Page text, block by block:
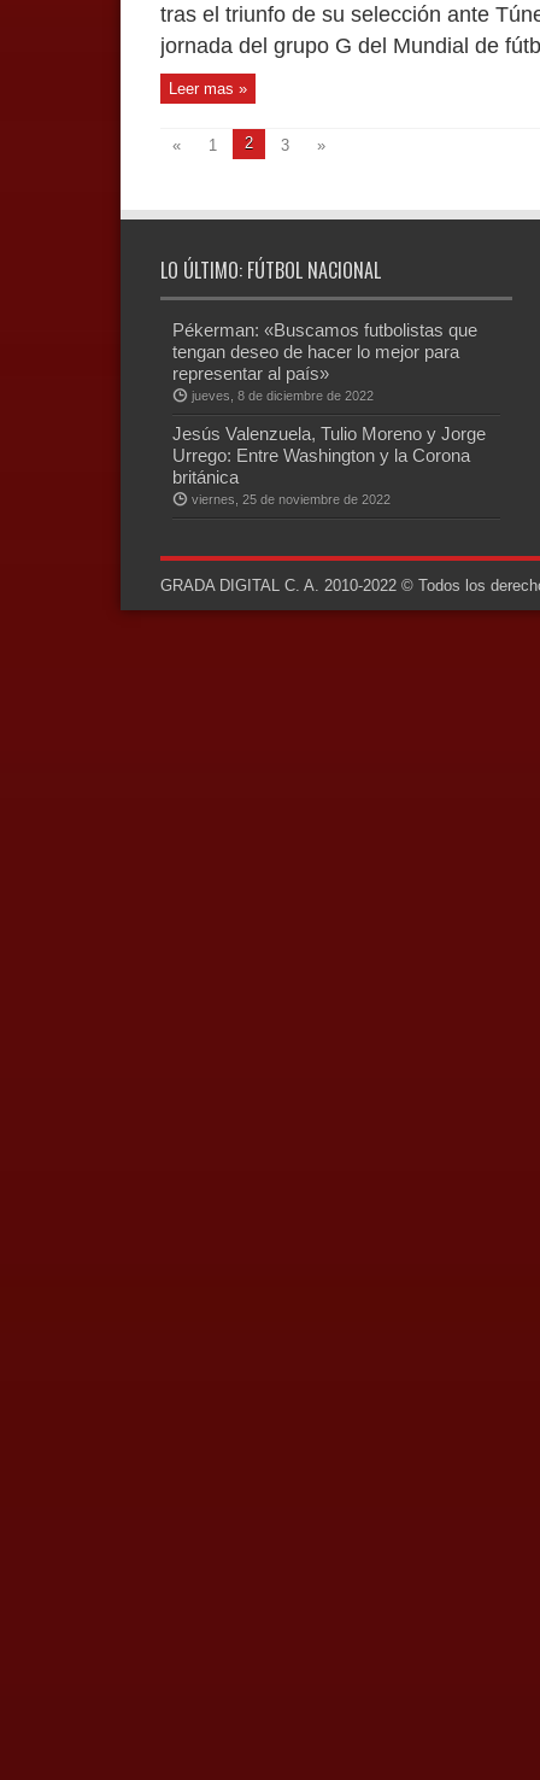
tras el triunfo de su selección ante
jornada del grupo G del Mundial de
Leer mas »
« 1 2 3 »
LO ÚLTIMO: FÚTBOL NACIONAL
Pékerman: «Buscamos futbolistas que
tengan deseo de hacer lo mejor para
representar al país»
jueves, 8 de diciembre de 2022
Jesús Valenzuela, Tulio Moreno y Jorge
Urrego: Entre Washington y la Corona
británica
viernes, 25 de noviembre de 2022
GRADA DIGITAL C. A. 2010-2022 © Todos los